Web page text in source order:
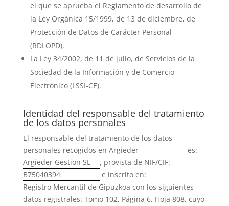
el que se aprueba el Reglamento de desarrollo de
la Ley Orgánica 15/1999, de 13 de diciembre, de
Protección de Datos de Carácter Personal
(RDLOPD).
La Ley 34/2002, de 11 de julio, de Servicios de la
Sociedad de la Información y de Comercio
Electrónico (LSSI-CE).
Identidad del responsable del tratamiento
de los datos personales
El responsable del tratamiento de los datos
personales recogidos en Argieder
es:
Argieder Gestion SL
, provista de NIF/CIF:
B75040394
e inscrito en:
Registro Mercantil de Gipuzkoa con los siguientes
datos registrales: Tomo 102, Página 6, Hoja 808, cuyo